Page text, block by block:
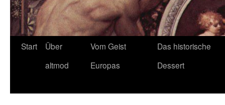
Start
Über
altmod
Vom Geist
Europas
Das historische
Dessert